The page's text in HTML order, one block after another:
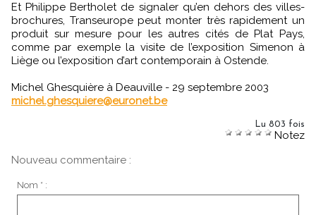
Et Philippe Bertholet de signaler qu’en dehors des villes-
brochures, Transeurope peut monter très rapidement un
produit sur mesure pour les autres cités de Plat Pays,
comme par exemple la visite de l’exposition Simenon à
Liège ou l’exposition d’art contemporain à Ostende.
Michel Ghesquière à Deauville - 29 septembre 2003
michel.ghesquiere@euronet.be
Lu 803 fois
Notez
Nouveau commentaire :
Nom * :